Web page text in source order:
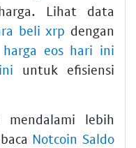
Lihat data
beli xrp dengan
harga eos hari ini
untuk efisiensi
mendalami lebih
Notcoin Saldo